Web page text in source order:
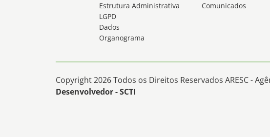
Estrutura Administrativa
LGPD
Dados
Organograma
Comunicados
Copyright 2026 Todos os Direitos Reservados ARESC -
Desenvolvedor - SCTI